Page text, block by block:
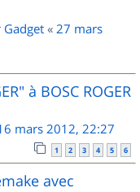
Gadget « 27 mars
à BOSC ROGER
mars 2012, 22:27
1 2 3 4 5 6
avec